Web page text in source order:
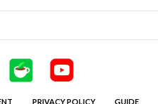
PRIVACY POLICY GUIDE